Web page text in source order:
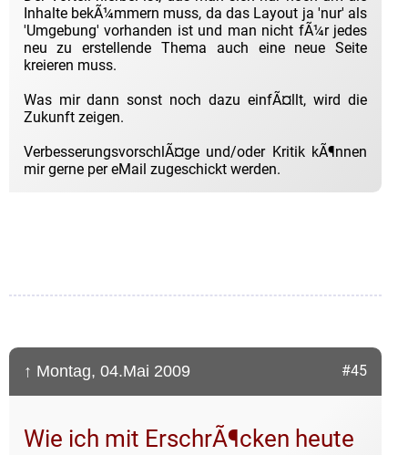
Inhalte bekÃ¼mmern muss, da das Layout ja 'nur' als
'Umgebung' vorhanden ist und man nicht fÃ¼r jedes
neu zu erstellende Thema auch eine neue Seite
kreieren muss.
Was mir dann sonst noch dazu einfÃ¤llt, wird die
Zukunft zeigen.
VerbesserungsvorschlÃ¤ge und/oder Kritik kÃ¶nnen
mir gerne per eMail zugeschickt werden.
↑ Montag, 04.Mai 2009 #45
Wie ich mit ErschrÃ¶cken heute